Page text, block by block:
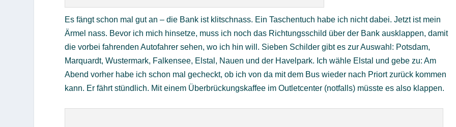
Es fängt schon mal gut an – die Bank ist klitschnass. Ein Taschentuch habe ich nicht dabei. Jetzt ist mein
Ärmel nass. Bevor ich mich hinsetze, muss ich noch das Richtungsschild über der Bank ausklappen, damit
die vorbei fahrenden Autofahrer sehen, wo ich hin will. Sieben Schilder gibt es zur Auswahl: Potsdam,
Marquardt, Wustermark, Falkensee, Elstal, Nauen und der Havelpark. Ich wähle Elstal und gebe zu: Am
Abend vorher habe ich schon mal gecheckt, ob ich von da mit dem Bus wieder nach Priort zurück kommen
kann. Er fährt stündlich. Mit einem Überbrückungskaffee im Outletcenter (notfalls) müsste es also klappen.